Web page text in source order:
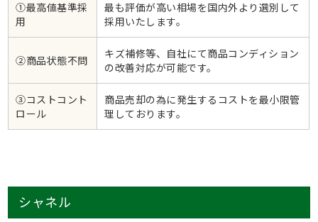
①最高値基準採
用
最も評価が高い相場を国内外より選別して
採用いたします。
②商品状態不問
キズ補修等、自社にて商品コンディション
の改善対応が可能です。
③コストコント
ロール
商品売却の為に発生するコストを最小限管
理しております。
シャネル